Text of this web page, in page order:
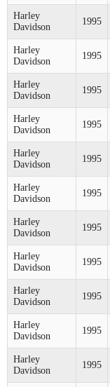
Harley
Davidson
1995
Harley
Davidson
1995
Harley
Davidson
1995
Harley
Davidson
1995
Harley
Davidson
1995
Harley
Davidson
1995
Harley
Davidson
1995
Harley
Davidson
1995
Harley
Davidson
1995
Harley
Davidson
1995
Harley
Davidson
1995